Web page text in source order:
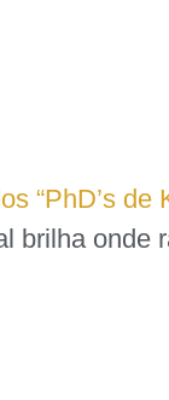
“PhD’s de
brilha